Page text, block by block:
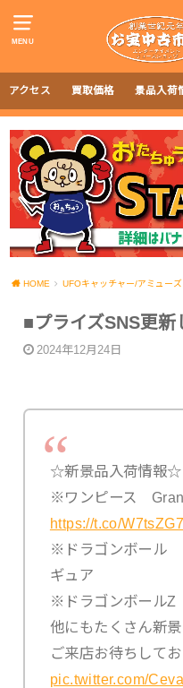
MENU
アクセス 買取価格 景品入荷
HOME UFOキャッチャー/アミュー
■プライズSNS更新
2024年12月24日
☆新景品入荷情報☆
※ワンピース
https://t.co/
※ドラゴンボール
ギュア
※ドラゴンボール
他にもたくさん新
ご来店お待ちして
pic.twitter.com/